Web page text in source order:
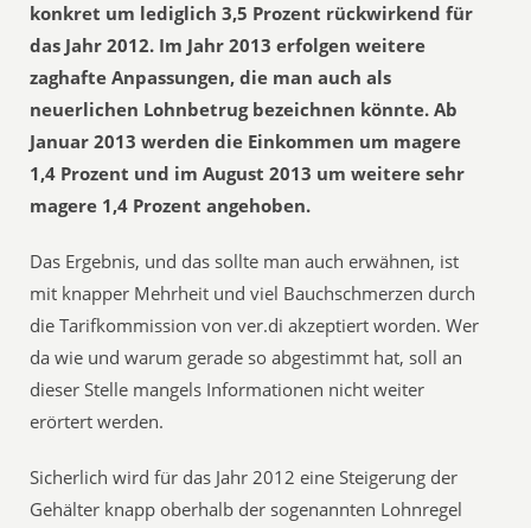
konkret um lediglich 3,5 Prozent rückwirkend für
das Jahr 2012. Im Jahr 2013 erfolgen weitere
zaghafte Anpassungen, die man auch als
neuerlichen Lohnbetrug bezeichnen könnte. Ab
Januar 2013 werden die Einkommen um magere
1,4 Prozent und im August 2013 um weitere sehr
magere 1,4 Prozent angehoben.
Das Ergebnis, und das sollte man auch erwähnen, ist
mit knapper Mehrheit und viel Bauchschmerzen durch
die Tarifkommission von ver.di akzeptiert worden. Wer
da wie und warum gerade so abgestimmt hat, soll an
dieser Stelle mangels Informationen nicht weiter
erörtert werden.
Sicherlich wird für das Jahr 2012 eine Steigerung der
Gehälter knapp oberhalb der sogenannten Lohnregel